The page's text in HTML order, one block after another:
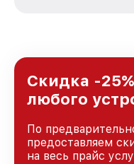
Санкт-
уровень доверия
клиентов.
Скидка -
любого
По
предоставляем
на весь прайс